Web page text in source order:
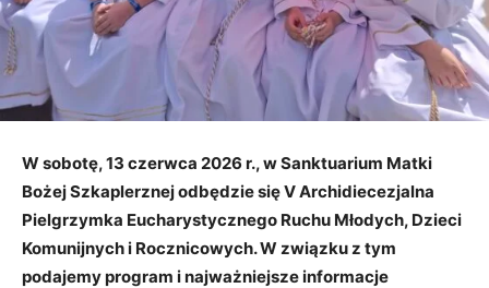
W sobotę, 13 czerwca 2026 r., w Sanktuarium Matki
Bożej Szkaplerznej odbędzie się V Archidiecezjalna
Pielgrzymka Eucharystycznego Ruchu Młodych, Dzieci
Komunijnych i Rocznicowych. W związku z tym
podajemy program i najważniejsze informacje